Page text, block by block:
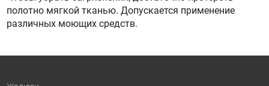
полотно мягкой тканью. Допускается применение
различных моющих средств.